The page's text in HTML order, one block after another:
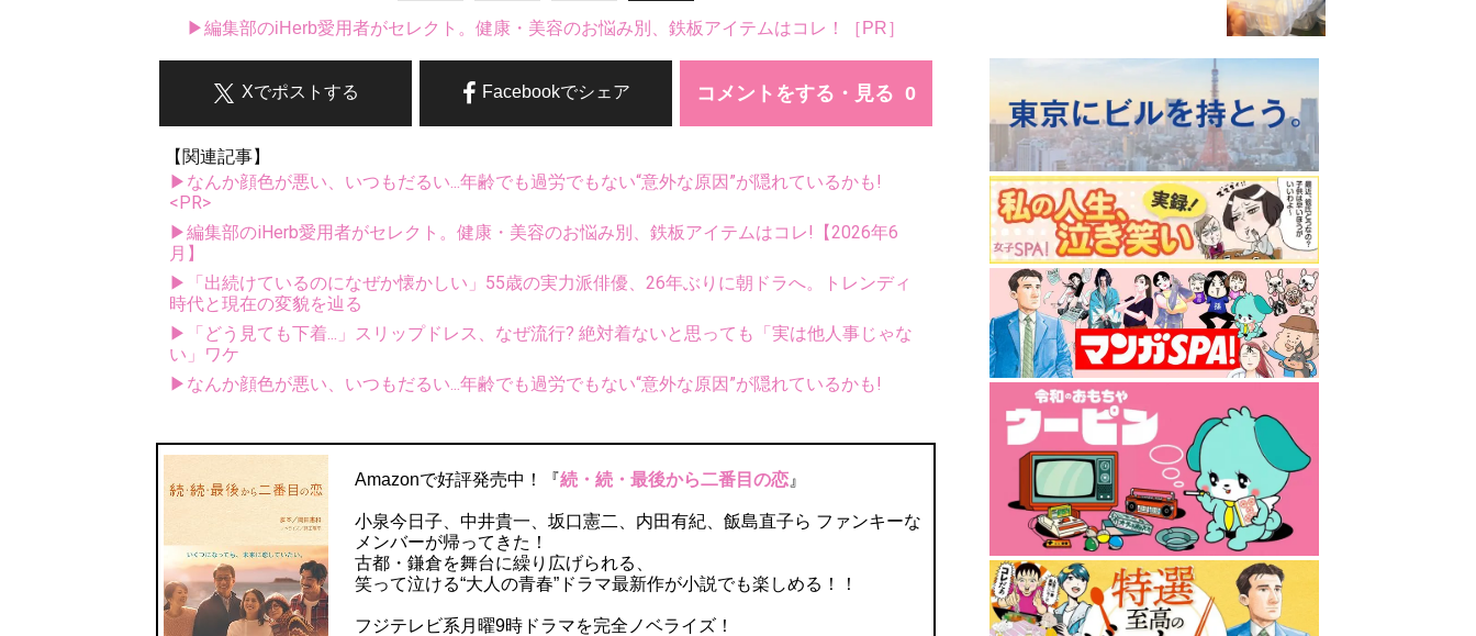
▶編集部のiHerb愛用者がセレクト。健康・美容のお悩み別、鉄板アイテムはコレ！［PR］
コメントをする・見る
Facebookでシェア
Xでポストする
【関連記事】
▶なんか顔色が悪い、いつもだるい...年齢でも過労でもない“意外な原因”が隠れているかも!
<PR>
▶編集部のiHerb愛用者がセレクト。健康・美容のお悩み別、鉄板アイテムはコレ!【2026年6
月】
▶「出続けているのになぜか懐かしい」55歳の実力派俳優、26年ぶりに朝ドラへ。トレンディ
時代と現在の変貌を辿る
▶「どう見ても下着...」スリップドレス、なぜ流行? 絶対着ないと思っても「実は他人事じゃな
い」ワケ
▶なんか顔色が悪い、いつもだるい...年齢でも過労でもない“意外な原因”が隠れているかも!
Amazonで好評発売中！『続・続・最後から二番目の恋 』
小泉今日子、中井貴一、坂口憲二、内田有紀、飯島直子ら ファンキーな
メンバーが帰ってきた！
古都・鎌倉を舞台に繰り広げられる、
笑って泣ける“大人の青春”ドラマ最新作が小説でも楽しめる！！
フジテレビ系月曜9時ドラマを完全ノベライズ！